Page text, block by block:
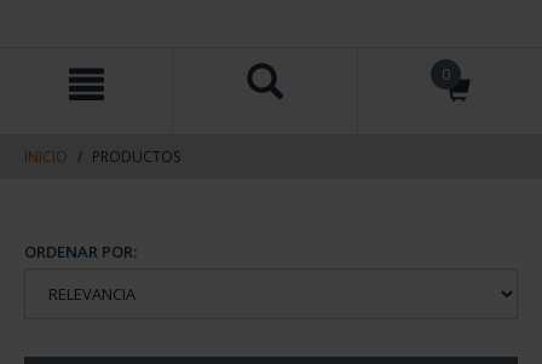
contenido
navegacin
0
INICIO PRODUCTOS
ORDENAR POR: